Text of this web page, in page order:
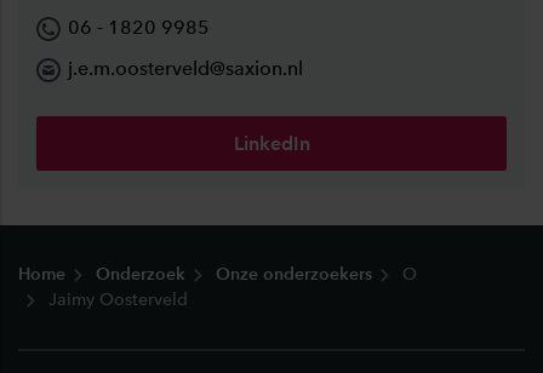
06 - 1820 9985
j.e.m.oosterveld@saxion.nl
LinkedIn
Home Onderzoek Onze onderzoekers
O
Jaimy Oosterveld